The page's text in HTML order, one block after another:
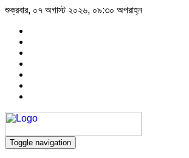
শুক্রবার, ০৭ অগাস্ট ২০২৬, ০৯:৩০ অপরাহ্ন
Toggle navigation